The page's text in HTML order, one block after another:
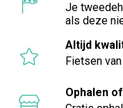
Je
als deze
Altijd
Fietsen
Ophalen